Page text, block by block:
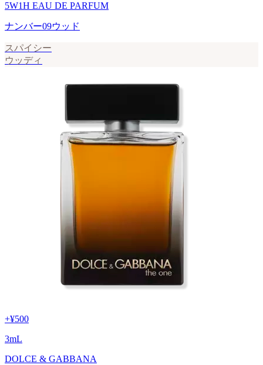
5W1H EAU DE PARFUM
ナンバー09ウッド
スパイシー
ウッディ
+¥500
3mL
DOLCE & GABBANA